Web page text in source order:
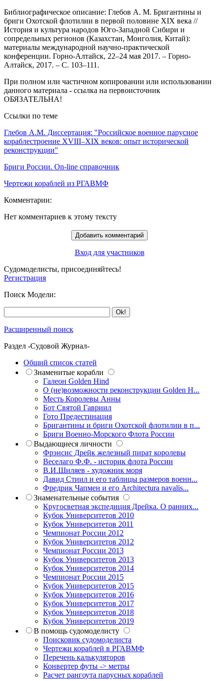
Библиографическое описание: Глебов А. М. Бригантины и
бриги Охотской флотилии в первой половине XIX века //
История и культура народов Юго-Западной Сибири и
сопредельных регионов (Казахстан, Монголия, Китай):
материалы международной научно-практической
конференции. Горно-Алтайск, 22–24 мая 2017. – Горно-
Алтайск, 2017. – С. 103–111.
При полном или частичном копировании или использовании
данного материала - ссылка на первоисточник
ОБЯЗАТЕЛЬНА!
Ссылки по теме
Глебов А.М. Диссертация: "Российское военное парусное
кораблестроение XVIII–XIX веков: опыт исторической
реконструкции"
Бриги России. On-line справочник
Чертежи кораблей из РГАВМФ
Комментарии:
Нет комментариев к этому тексту
Вход для участников
Судомоделисты, присоединяйтесь!
Регистрация
Поиск Модели:
Расширенный поиск
Раздел -Судовой Журнал-
Общий список статей
Знаменитые корабли
Галеон Golden Hind
О (не)возможности реконструкции Golden H...
Месть Королевы Анны
Бот Святой Гавриил
Гото Предестинация
Бригантины и бриги Охотской флотилии в п...
Бриги Военно-Морского Флота России
Выдающиеся личности
Фрэнсис Дрейк железный пират королевы
Веселаго Ф.Ф. - историк флота России
В.И.Шиляев - художник моря
Давид Стиил и его таблицы размеров военн...
Фредрик Чапмен и его Architectura navalis...
Знаменательные события
Кругосветная экспедиция Дрейка. О ранних...
Кубок Университетов 2010
Кубок Университетов 2011
Чемпионат России 2012
Кубок Университетов 2012
Чемпионат России 2013
Кубок Университетов 2013
Кубок Университетов 2014
Чемпионат России 2015
Кубок Университетов 2015
Кубок Университетов 2016
Кубок Университетов 2017
Кубок Университетов 2018
Кубок Университетов 2019
В помощь судомоделисту
Поисковик судомоделиста
Чертежи кораблей в РГАВМФ
Перечень калькуляторов
Конвертер футы -> метры
Расчет рангоута парусных кораблей